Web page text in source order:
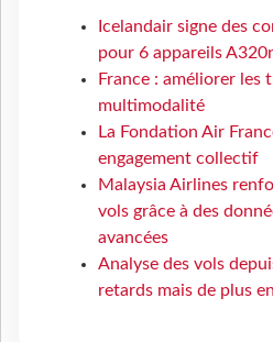
Icelandair signe des
pour 6 appareils
France : améliorer les
multimodalité
La Fondation Air
engagement collectif
Malaysia Airlines
vols grâce à des
avancées
Analyse des vols
retards mais de plus